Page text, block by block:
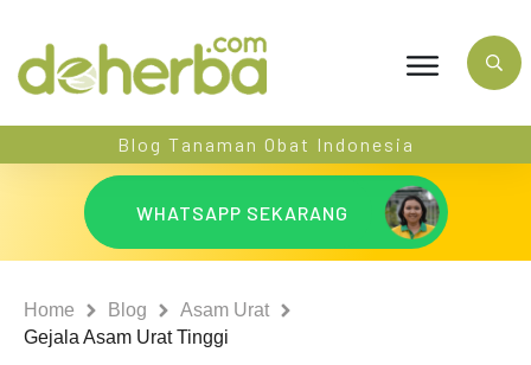
Blog Tanaman Obat Indonesia
WHATSAPP SEKARANG
Home Blog
Asam Urat
Gejala Asam Urat Tinggi